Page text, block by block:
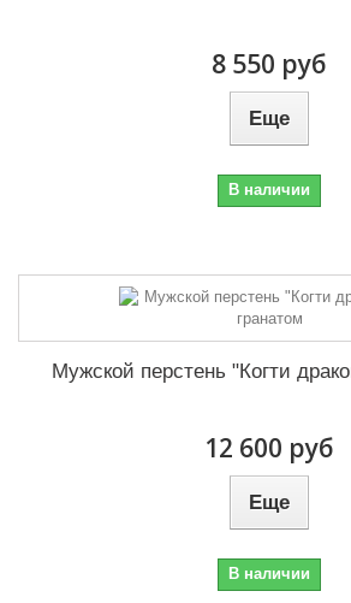
8 550 руб
Еще
В наличии
Мужской перстень "Когти
12 600 руб
Еще
В наличии